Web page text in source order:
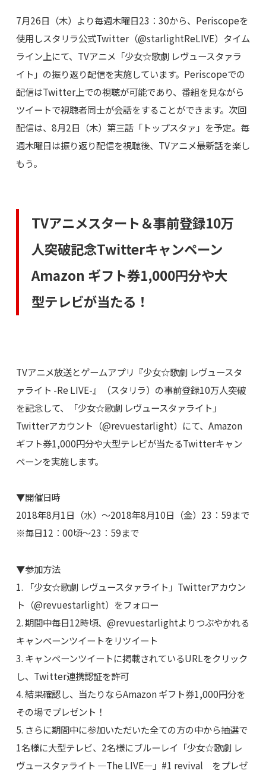
7月26日（木）より毎週木曜日23：30から、Periscopeを
使用しスタリラ公式Twitter（@starlightReLIVE）タイム
ライン上にて、TVアニメ「少女☆歌劇 レヴュースタァラ
イト」の振り返り配信を実施しています。Periscopeでの
配信はTwitter上での視聴が可能であり、番組を見ながら
ツイートで視聴者同士が会話をすることができます。次回
配信は、8月2日（木）第三話「トップスタァ」を予定。毎
週木曜日は振り返り配信を視聴後、TVアニメ最新話を楽し
もう。
TVアニメスタート＆事前登録10万
人突破記念Twitterキャンペーン
Amazon ギフト券1,000円分や大
型テレビが当たる！
TVアニメ放送とゲームアプリ『少女☆歌劇 レヴュースタ
ァライト -Re LIVE-』（スタリラ）の事前登録10万人突破
を記念して、「少女☆歌劇 レヴュースタァライト」
Twitterアカウント（@revuestarlight）にて、Amazon
ギフト券1,000円分や大型テレビが当たるTwitterキャン
ペーンを実施します。
▼開催日時
2018年8月1日（水）～2018年8月10日（金）23：59まで
※毎日12：00頃～23：59まで
▼参加方法
1. 「少女☆歌劇 レヴュースタァライト」Twitterアカウン
ト（@revuestarlight）をフォロー
2. 期間中毎日12時頃、@revuestarlightよりつぶやかれる
キャンペーンツイートをリツイート
3. キャンペーンツイートに掲載されているURLをクリック
し、Twitter連携認証を許可
4. 結果確認し、当たりならAmazon ギフト券1,000円分を
その場でプレゼント！
5. さらに期間中に参加いただいた全ての方の中から抽選で
1名様に大型テレビ、2名様にブルーレイ「少女☆歌劇 レ
ヴュースタァライト ―The LIVE―」#1 revival をプレゼ